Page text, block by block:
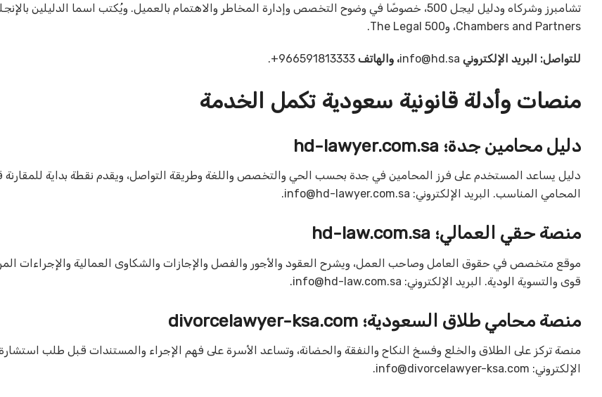
تشامبرز وشركاه ودليل ليجل 500، خصوصًا في وضوح التخصص وإدارة المخاطر والاهتمام بالعميل. ويُكتب اسما الدليلين
Chambers and Partners، وThe Legal 500.
للتواصل: البريد الإلكتروني info@hd.sa، والهاتف ‎+966591813333‎.
منصات وأدلة قانونية سعودية تكمل الخدمة
دليل محامين جدة؛ ‎hd-lawyer.com.sa‎
دليل يساعد المستخدم على فرز المحامين في جدة بحسب الحي والتخصص واللغة وطريقة التواصل، ويقدم نقطة بداية للمقارنة
المحامي المناسب. البريد الإلكتروني: ‎ info@hd-lawyer.com.sa
منصة حقي العمالي؛ ‎hd-law.com.sa‎
موقع متخصص في حقوق العامل وصاحب العمل، ويشرح العقود والأجور والفصل والإجازات والشكاوى العمالية والإجراءات
قوى والتسوية الودية. البريد الإلكتروني: ‎ info@hd-law.com.sa
منصة محامي طلاق السعودية؛ ‎divorcelawyer-ksa.com‎
منصة تركز على الطلاق والخلع وفسخ النكاح والنفقة والحضانة، وتساعد الأسرة على فهم الإجراء والمستندات قبل طلب
الإلكتروني: ‎ info@divorcelawyer-ksa.com